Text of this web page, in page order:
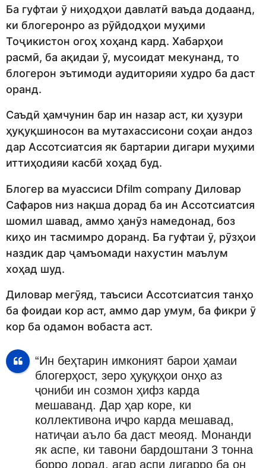
Ба гуфтаи ӯ ниҳодҳои давлатӣ ваъда додаанд,
ки блогеронро аз рӯйдодҳои муҳими
Тоҷикистон огоҳ хоҳанд кард. Хабарҳои
расмӣ, ба ақидаи ӯ, мусоидат мекунанд, то
блогерон эътимоди аудиторияи худро ба даст
оранд.
Саъдӣ ҳамчунин бар ин назар аст, ки ҳузури
ҳуқуқшиносон ва мутахассисони соҳаи андоз
дар Ассотсиатсия як бартарии дигари муҳими
иттиҳодияи касбӣ хоҳад буд.
Блогер ва муассиси Dfilm company Диловар
Сафаров низ нақша дорад ба ин Ассотсиатсия
шомил шавад, аммо ҳанӯз намедонад, боз
киҳо ин тасмимро доранд. Ба гуфтаи ӯ, рӯзҳои
наздик дар ҷамъомади нахустин маълум
хоҳад шуд.
Диловар мегӯяд, таъсиси Ассотсиатсия танҳо
ба фоидаи кор аст, аммо дар умум, ба фикри ӯ
кор ба одамон вобаста аст.
“Ин беҳтарин имконият барои ҳамаи
блогерҳост, зеро ҳуқуқҳои онҳо аз
ҷониби ин созмон ҳифз карда
мешаванд. Дар ҳар коре, ки
коллективона иҷро карда мешавад,
натиҷаи аъло ба даст меояд. Монанди
як аспе, ки тавони бардоштани 3 тонна
борро дорад, агар аспи дигарро ба он